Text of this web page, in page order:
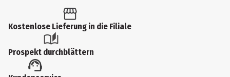
Hauttyp
alle Hauttypen
Inhaltsstoffe
Kostenlose Lieferung in die Filiale
Prospekt durchblättern